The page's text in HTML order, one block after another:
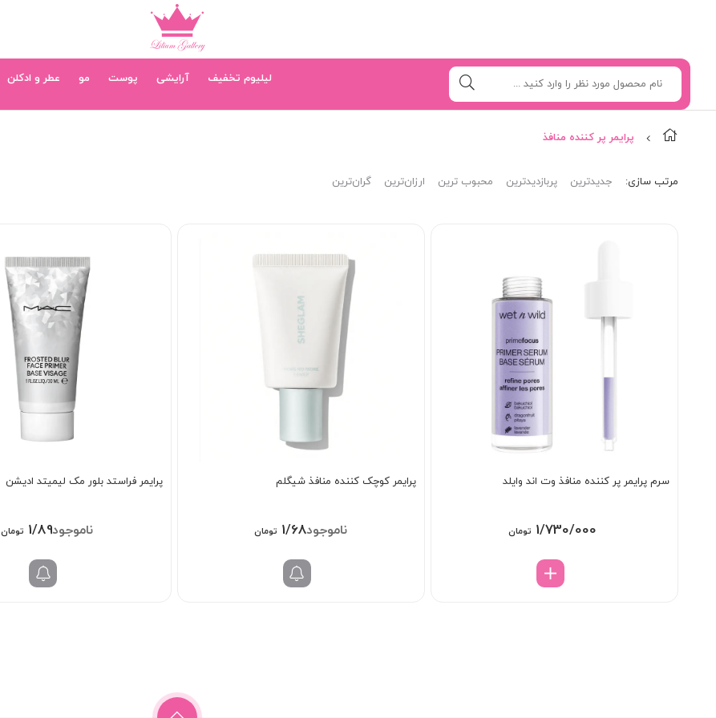
لیلیوم تخفیف آرایشی پوست مو عطر و ادکلن
پرایمر پر کننده منافذ
مرتب‌ سازی: جدیدترین پربازدیدترین محبوب ترین ارزان‌ترین گران‌ترین
سرم پرایمر پر کننده منافذ وت اند وایلد
1/730/000 تومان
پرایمر کوچک کننده منافذ شیگلم
1/688/000 تومان
پرایمر فراستد بلور مک لیمیتد ادیشن
1/898/000 تومان